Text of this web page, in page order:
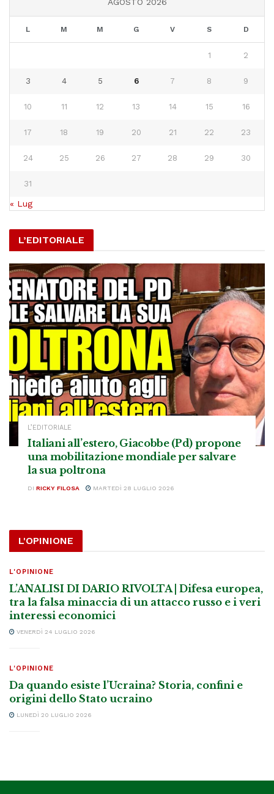
L M M G V S D
1 2
3 4 5 6 7 8 9
10 11 12 13 14 15 16
17 18 19 20 21 22 23
24 25 26 27 28 29 30
31
« Lug
L’EDITORIALE
L’EDITORIALE
Italiani all’estero, Giacobbe (Pd) propone
una mobilitazione mondiale per salvare
la sua poltrona
DI RICKY FILOSA MARTEDÌ 28 LUGLIO 2026
L'OPINIONE
L'OPINIONE
L’ANALISI DI DARIO RIVOLTA | Difesa europea,
tra la falsa minaccia di un attacco russo e i veri
interessi economici
VENERDÌ 24 LUGLIO 2026
L'OPINIONE
Da quando esiste l’Ucraina? Storia, confini e
origini dello Stato ucraino
LUNEDÌ 20 LUGLIO 2026